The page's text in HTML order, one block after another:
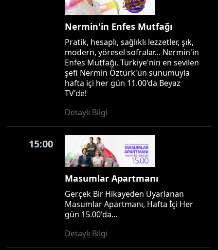
Nermin'in Enfes Mutfağı
Pratik, hesaplı, sağlıklı lezzetler, şık,
modern, yöresel sofralar... Nermin'in
Enfes Mutfağı, Türkiye'nin en sevilen
şefi Nermin Öztürk'ün sunumuyla
hafta içi her gün 11.00'da Beyaz
TV'de!
Detaylı Bilgi
15:00
Masumlar Apartmanı
Gerçek Bir Hikayeden Uyarlanan
Masumlar Apartmanı, Hafta İçi Her
gün 15.00'da...
Detaylı Bilgi